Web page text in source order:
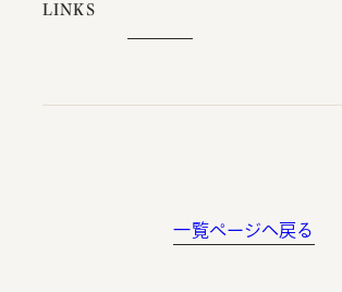
LINKS
一覧ページへ戻る